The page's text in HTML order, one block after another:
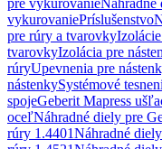
pre vykurovanieNáhradné
vykurovaniePríslušenstvo
pre rúry a tvarovky
tvarovkyIzolácia pre
rúryUpevnenia pre
nástenkySystémové
spojeGeberit Mapress
oceľNáhradné diely pre
rúry 1.4401Náhradné